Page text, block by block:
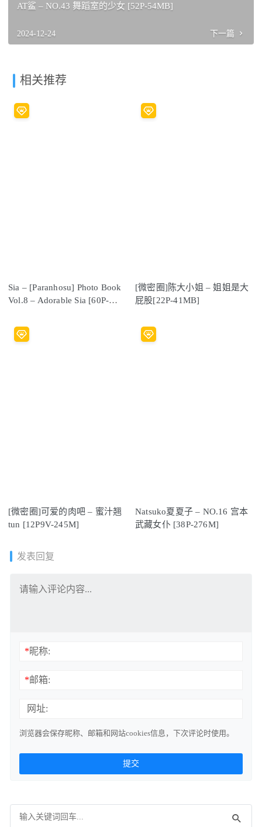
AT鲨 – NO.43 舞蹈室的少女 [52P-54MB]
2024-12-24 下一篇
相关推荐
Sia – [Paranhosu] Photo Book
Vol.8 – Adorable Sia [60P-
[微密圈]陈大小姐 – 姐姐是大
屁股[22P-41MB]
[微密圈]可爱的肉吧 – 蜜汁翘
tun [12P9V-245M]
Natsuko夏夏子 – NO.16 宫本
武藏女仆 [38P-276M]
发表回复
*昵称:
*邮箱:
网址:
浏览器会保存昵称、邮箱和网站cookies信息，下次评论时使用。